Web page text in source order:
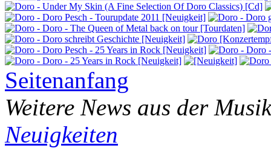
Seitenanfang
Weitere News aus der
Neuigkeiten